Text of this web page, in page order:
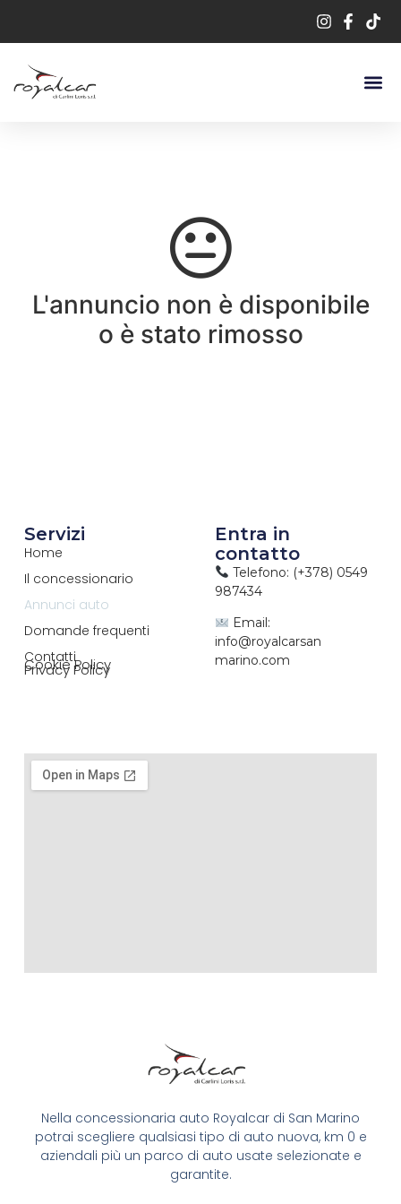
L'annuncio non è disponibile
o è stato rimosso
Nella concessionaria auto Royalcar di San Marino
potrai scegliere qualsiasi tipo di auto nuova, km 0 e
aziendali più un parco di auto usate selezionate e
garantite.
Servizi
Home
Il concessionario
Annunci auto
Domande frequenti
Contatti
Cookie Policy
Privacy Policy
Entra in
contatto
Telefono: (+378) 0549
987434
Email:
info@royalcarsan
marino.com